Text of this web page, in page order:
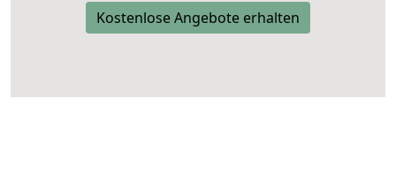
Kostenlose Angebote erhalten